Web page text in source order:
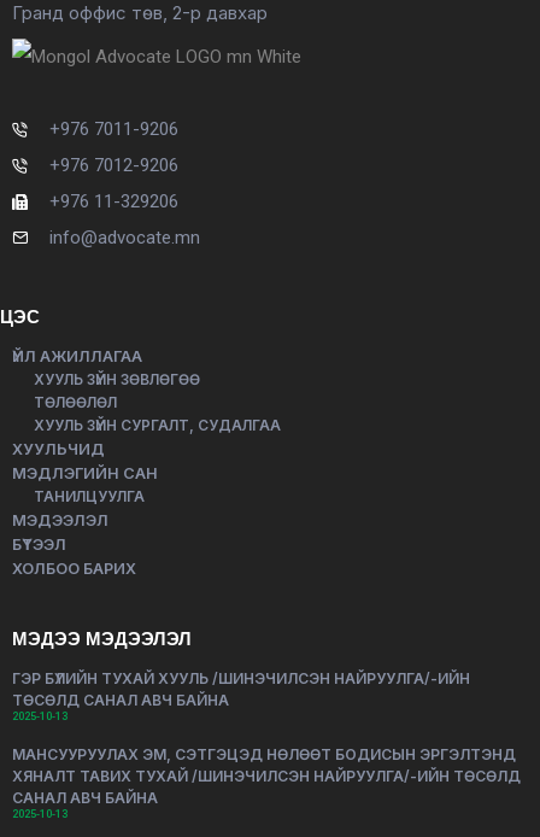
Гранд оффис төв, 2-р давхар
+976 7011-9206
+976 7012-9206
+976 11-329206
info@advocate.mn
ЦЭС
ҮЙЛ АЖИЛЛАГАА
ХУУЛЬ ЗҮЙН ЗӨВЛӨГӨӨ
ТӨЛӨӨЛӨЛ
ХУУЛЬ ЗҮЙН СУРГАЛТ, СУДАЛГАА
ХУУЛЬЧИД
МЭДЛЭГИЙН САН
ТАНИЛЦУУЛГА
МЭДЭЭЛЭЛ
БҮТЭЭЛ
ХОЛБОО БАРИХ
МЭДЭЭ МЭДЭЭЛЭЛ
ГЭР БҮЛИЙН ТУХАЙ ХУУЛЬ /ШИНЭЧИЛСЭН НАЙРУУЛГА/-ИЙН
ТӨСӨЛД САНАЛ АВЧ БАЙНА
2025-10-13
МАНСУУРУУЛАХ ЭМ, СЭТГЭЦЭД НӨЛӨӨТ БОДИСЫН ЭРГЭЛТЭНД
ХЯНАЛТ ТАВИХ ТУХАЙ /ШИНЭЧИЛСЭН НАЙРУУЛГА/-ИЙН ТӨСӨЛД
САНАЛ АВЧ БАЙНА
2025-10-13